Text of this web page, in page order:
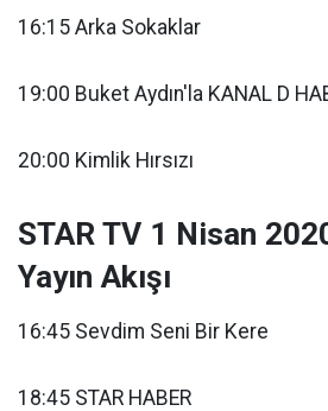
16:15 Arka Sokaklar
19:00 Buket Aydın'la KANAL D
20:00 Kimlik Hırsızı
STAR TV 1 Nisan
Yayın Akışı
16:45 Sevdim Seni Bir Kere
18:45 STAR HABER